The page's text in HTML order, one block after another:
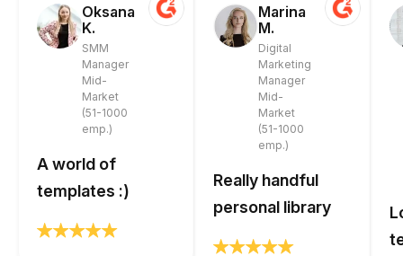
Oksana
K.
SMM
Manager
Mid-
Market
(51-1000
emp.)
A world of
templates :)
Marina
M.
Digital
Marketing
Manager
Mid-
Market
(51-1000
emp.)
Really handful
personal library